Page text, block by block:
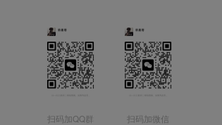
扫码加QQ群 扫码加微信